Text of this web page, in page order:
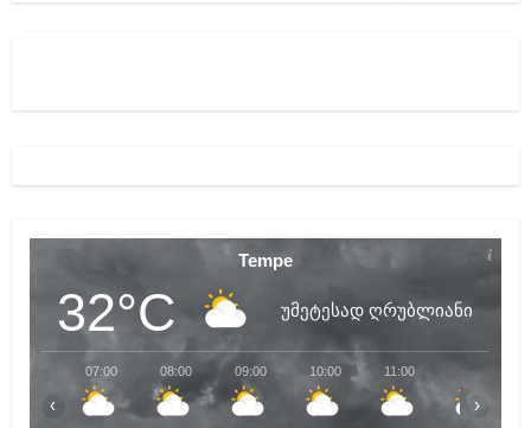
Tempe
32°C უმეტესად ღრუბლიანი
07:00 08:00 09:00 10:00 11:00 12:00
‹ ›